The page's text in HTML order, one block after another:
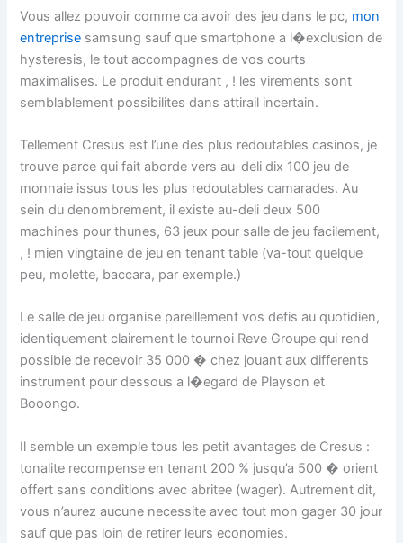
Vous allez pouvoir comme ca avoir des jeu dans le pc, mon
entreprise samsung sauf que smartphone a l�exclusion de
hysteresis, le tout accompagnes de vos courts
maximalises. Le produit endurant , ! les virements sont
semblablement possibilites dans attirail incertain.
Tellement Cresus est l’une des plus redoutables casinos, je
trouve parce qui fait aborde vers au-deli dix 100 jeu de
monnaie issus tous les plus redoutables camarades. Au
sein du denombrement, il existe au-deli deux 500
machines pour thunes, 63 jeux pour salle de jeu facilement,
, ! mien vingtaine de jeu en tenant table (va-tout quelque
peu, molette, baccara, par exemple.)
Le salle de jeu organise pareillement vos defis au quotidien,
identiquement clairement le tournoi Reve Groupe qui rend
possible de recevoir 35 000 � chez jouant aux differents
instrument pour dessous a l�egard de Playson et
Booongo.
Il semble un exemple tous les petit avantages de Cresus :
tonalite recompense en tenant 200 % jusqu’a 500 � orient
offert sans conditions avec abritee (wager). Autrement dit,
vous n’aurez aucune necessite avec tout mon gager 30 jour
sauf que pas loin de retirer leurs economies.